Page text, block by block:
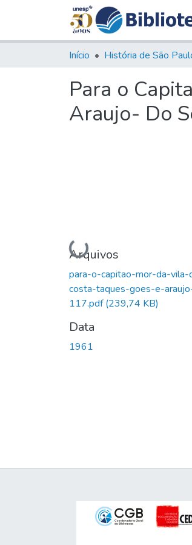
Início História de São
Para o
Araujo- Do
Carregando...
Arquivos
para-o-capitao-mor-da-
costa-taques-goes-e-
117.pdf(239,74 KB)
Data
1961